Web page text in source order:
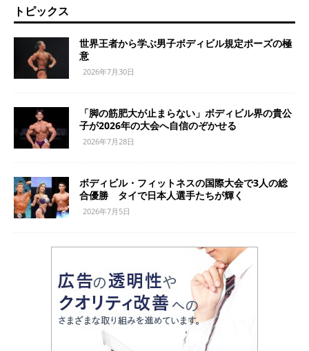
トピックス
世界王者から学ぶ男子ボディビル規定ポーズの極
意
2026年7月30日
「脚の筋肥大が止まらない」ボディビル界の貴公
子が2026年の大会へ自信のぞかせる
2026年7月28日
ボディビル・フィットネスの国際大会で3人の総
合優勝 タイで日本人選手たちが輝く
2026年7月5日